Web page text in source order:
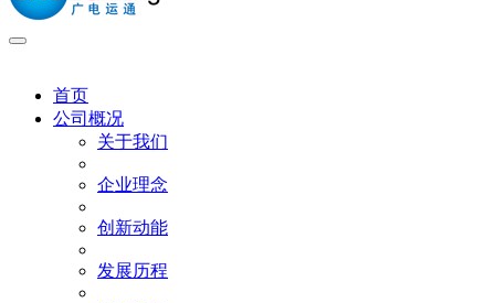
首页
公司概况
关于我们
企业理念
创新动能
发展历程